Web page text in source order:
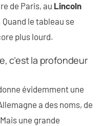
de Paris, au Lincoln
Quand le tableau se
plus lourd.
c’est la profondeur
évidemment une
a des noms, de
une grande